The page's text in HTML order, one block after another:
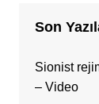
Son
Sionist
– Video